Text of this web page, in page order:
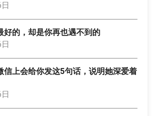
好的，却是你再也遇不到的
信上会给你发这5句话，说明她深爱着